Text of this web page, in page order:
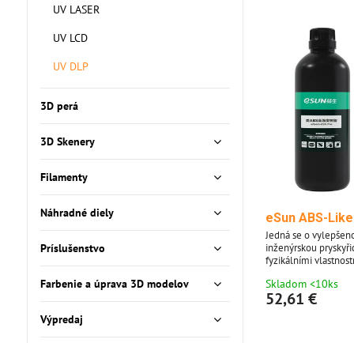
Optimalizováno pro
eSun ABS-
Jedná se o
inženýrskou
fyzikálními
Díky své vysoké
nárazu a nízkému
tisk ochranných
Skladom <10ks
52,61 €
UV LASER
UV LCD
UV DLP
3D perá
3D Skenery
Filamenty
Náhradné diely
Príslušenstvo
Farbenie a úprava 3D modelov
Výpredaj